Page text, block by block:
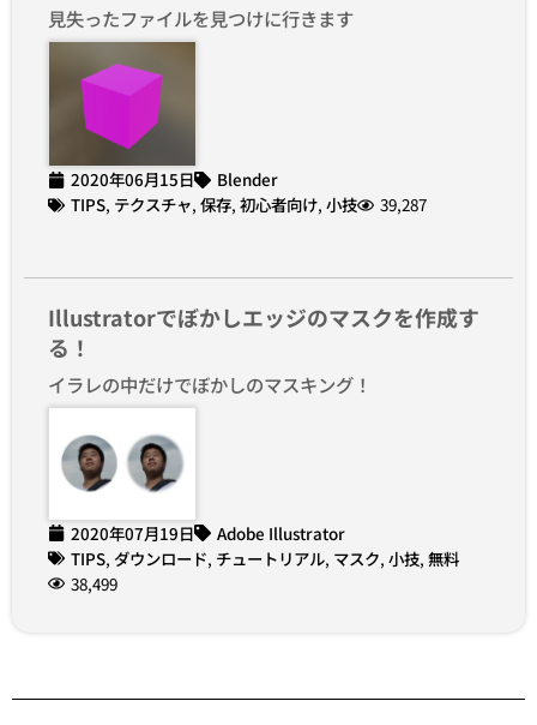
見失ったファイルを見つけに行きます
2020年06月15日
Blender
TIPS, テクスチャ, 保存, 初心者向け, 小技 39,287
Illustratorでぼかしエッジのマスクを作成す
る！
イラレの中だけでぼかしのマスキング！
2020年07月19日
Adobe Illustrator
TIPS, ダウンロード, チュートリアル, マスク, 小技, 無料
38,499